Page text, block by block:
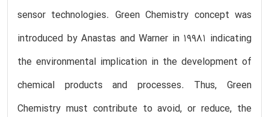
sensor technologies. Green Chemistry concept was
introduced by Anastas and Warner in 19981 indicating
the environmental implication in the development of
chemical products and processes. Thus, Green
Chemistry must contribute to avoid, or reduce, the